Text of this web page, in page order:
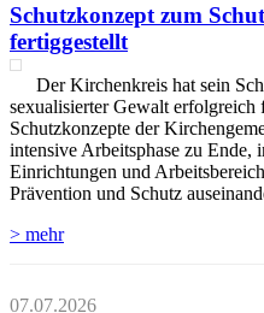
Schutzkonzept zum
fertiggestellt
Der Kirchenkreis hat sein
sexualisierter Gewalt erfolgreich
Schutzkonzepte der
intensive Arbeitsphase zu Ende,
Einrichtungen und
Prävention und Schutz
> mehr
07.07.2026